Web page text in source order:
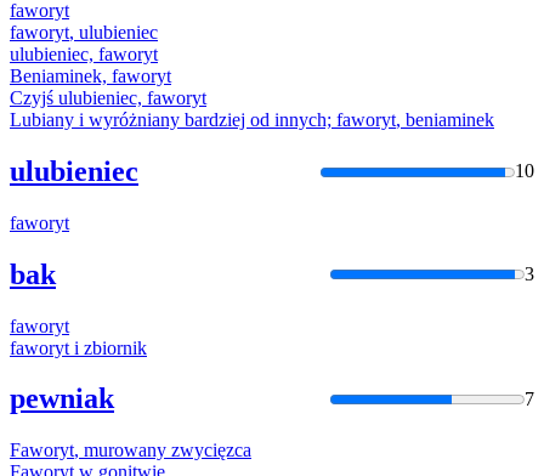
faworyt
faworyt, ulubieniec
ulubieniec, faworyt
Beniaminek, faworyt
Czyjś ulubieniec, faworyt
Lubiany i wyróżniany bardziej od innych; faworyt, beniaminek
ulubieniec 10
faworyt
bak 3
faworyt
faworyt i zbiornik
pewniak 7
Faworyt, murowany zwycięzca